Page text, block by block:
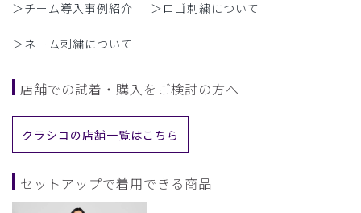
＞チーム導入事例紹介 ＞ロゴ刺繍について
＞ネーム刺繍について
店舗での試着・購入をご検討の方へ
クラシコの店舗一覧はこちら
セットアップで着用できる商品